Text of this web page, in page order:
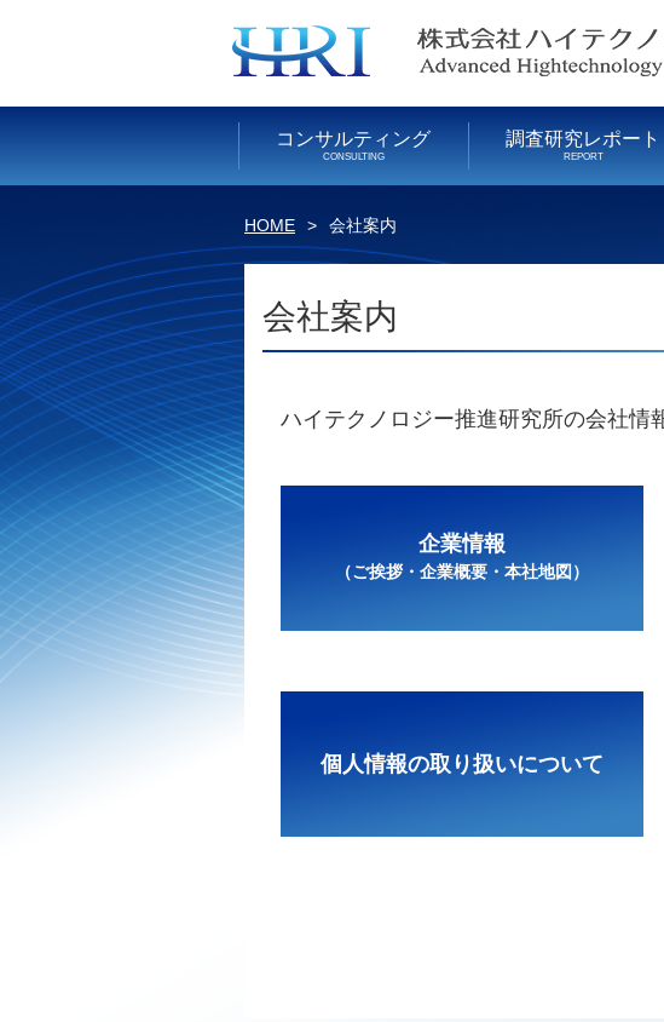
コンサルティング
CONSULTING
調査研究レポート
REPORT
HOME 会社案内
会社案内
ハイテクノロジー推進研究所の会社情
企業情報
（ご挨拶・企業概要・本社地図）
個人情報の取り扱いについて